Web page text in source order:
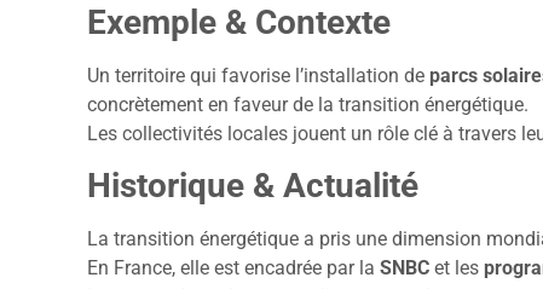
Exemple & Contexte
Un territoire qui favorise l’installation de parcs
concrètement en faveur de la transition énergétique.
Les collectivités locales jouent un rôle clé à travers
Historique & Actualité
La transition énergétique a pris une dimension
En France, elle est encadrée par la SNBC et les